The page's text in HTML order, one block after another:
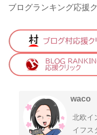
ブログランキング応援
waco
北欧イ
イフス